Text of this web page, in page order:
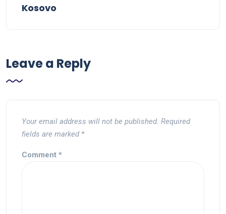
Kosovo
Leave a Reply
Your email address will not be published. Required
fields are marked *
Comment *